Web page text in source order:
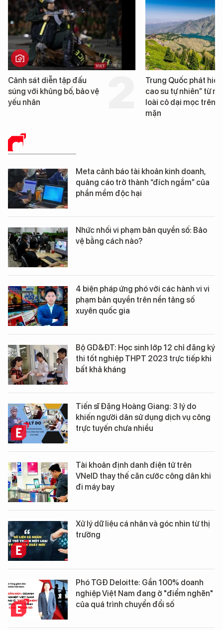
Trung Quốc phát hiện “mỏ
cao su tự nhiên” từ một
loài cỏ dại mọc trên đất
Loạt dự án bất
Đà Nẵng sắp bị
GIẢI PHÁP SỐ
Meta cảnh báo tài khoản kinh doanh,
quảng cáo trở thành “đích ngắm” của
phần mềm độc hại
Nhức nhối vi phạm bản quyền số: Bảo
vệ bằng cách nào?
4 biện pháp ứng phó với các hành vi vi
phạm bản quyền trên nền tảng số
xuyên quốc gia
Bộ GD&ĐT: Học sinh lớp 12 chỉ đăng ký
thi tốt nghiệp THPT 2023 trực tiếp khi
bất khả kháng
Tiến sĩ Đặng Hoàng Giang: 3 lý do
khiến người dân sử dụng dịch vụ công
trực tuyến chưa nhiều
Tài khoản định danh điện tử trên
VNeID thay thế căn cước công dân khi
đi máy bay
Xử lý dữ liệu cá nhân và góc nhìn từ thị
trường
Phó TGĐ Deloitte: Gần 100% doanh
nghiệp Việt Nam đang ở "điểm nghẽn"
của quá trình chuyển đổi số